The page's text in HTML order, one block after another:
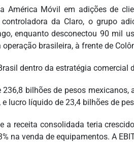
América Móvil em adições de
da Claro, o grupo
enquanto desconectou 90 mil
brasileira, à frente de
dentro da estratégia comercial
bilhões de pesos mexicanos,
lucro líquido de 23,4 bilhões de
receita consolidada teria
na venda de equipamentos. A